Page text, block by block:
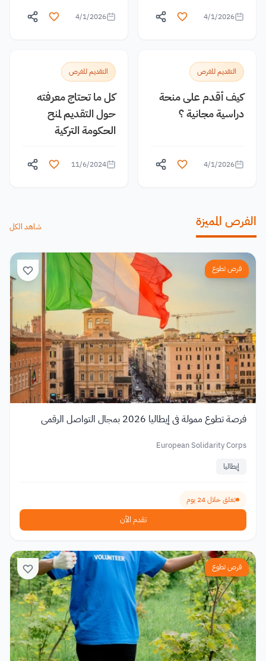
4/1/2026
4/1/2026
التقديم للفرص
كيف أقدم على منحة
دراسية مجانية ؟
4/1/2026
التقديم للفرص
كل ما تحتاج معرفته
حول التقديم لمنح
الحكومة التركية
11/6/2024
الفرص المميزة شاهد الكل
فرص تطوع
فرصة تطوع ممولة في إيطاليا 2026 بمجال التواصل الرقمي
European Solidarity Corps
إيطاليا
تغلق خلال 24 يوم
تقدم الآن
فرص تطوع